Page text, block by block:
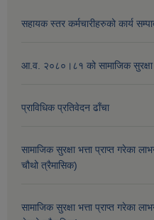
सहायक स्तर कर्मचारीहरुको कार्य
आ.व. २०८०।८१ को सामाजिक सुरक्षा
प्राविधिक प्रतिवेदन ढाँचा
सामाजिक सुरक्षा भत्ता प्राप्त गरेका
चौथो त्रैमासिक)
सामाजिक सुरक्षा भत्ता प्राप्त गरेका